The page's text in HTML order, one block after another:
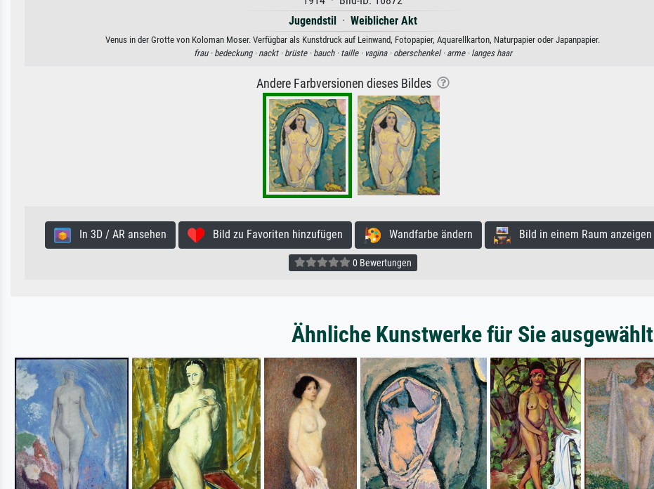
Jugendstil
· Weiblicher Akt
Venus in der Grotte von Koloman Moser. Verfügbar als Kunstdruck auf Leinwand, Fotopapier, Aquarellkarton, Naturpapier oder Japanpapier.
frau · bedeckung · nackt · brüste · bauch · taille · vagina · oberschenkel · arme · langes haar
Andere Farbversionen dieses Bildes
In 3D / AR ansehen Bild zu Favoriten hinzufügen Wandfarbe ändern Bild in einem Raum anzeigen
0 Bewertungen
Ähnliche Kunstwerke für Sie ausgewählt